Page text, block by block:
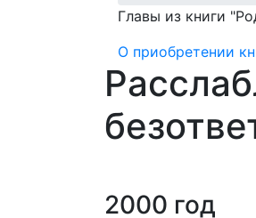
Главы из книги
О приобретении
2000 год